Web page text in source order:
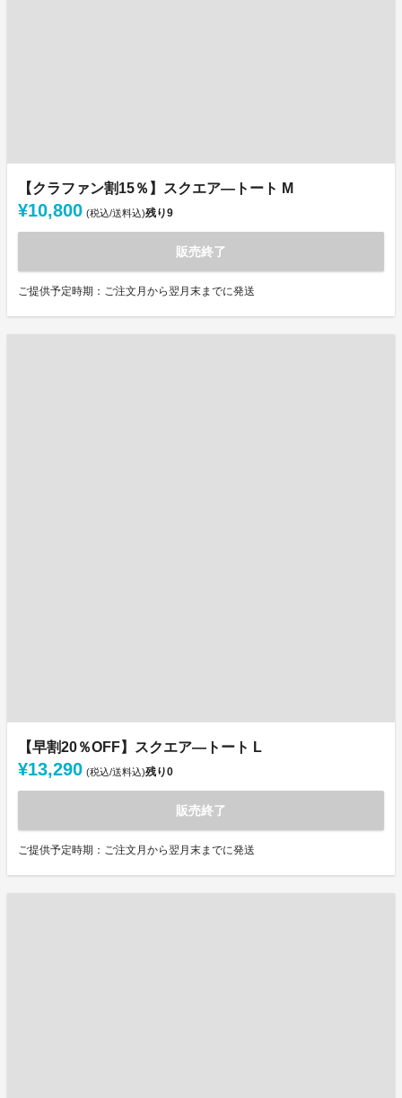
【クラファン割15％】スクエア―トート M
¥10,800 (税込/送料込)残り9
販売終了
ご提供予定時期：ご注文月から翌月末までに発送
【早割20％OFF】スクエア―トート L
¥13,290 (税込/送料込)残り0
販売終了
ご提供予定時期：ご注文月から翌月末までに発送